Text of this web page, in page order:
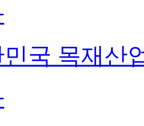
민국 목재산